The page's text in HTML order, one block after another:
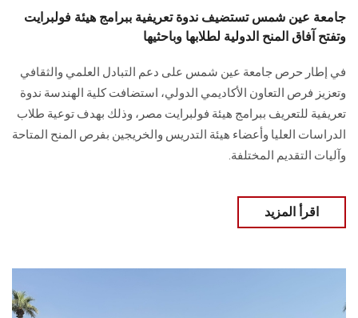
جامعة عين شمس تستضيف ندوة تعريفية ببرامج هيئة فولبرايت
وتفتح آفاق المنح الدولية لطلابها وباحثيها
في إطار حرص جامعة عين شمس على دعم التبادل العلمي والثقافي
وتعزيز فرص التعاون الأكاديمي الدولي، استضافت كلية الهندسة ندوة
تعريفية للتعريف ببرامج هيئة فولبرايت مصر، وذلك بهدف توعية طلاب
الدراسات العليا وأعضاء هيئة التدريس والخريجين بفرص المنح المتاحة
وآليات التقديم المختلفة.
اقرأ المزيد